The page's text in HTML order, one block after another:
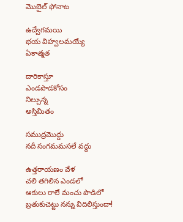
మొబైల్ ఫోనాట
ఉద్వేగమయి
భయ విహ్వలమయ్యే
ఏకాత్మత
దారికాస్తూ
ఎండపొడకోసం
నిల్చున్న
అస్తిమితం
సముద్రమొద్దు
నదీ సంగమమసలే వద్దు
ఉత్తరాయణం వేళ
చలి తగిలిన ఎండలో
ఆకులు రాలే మంచు పొడిలో
బ్రతుకుచెట్టు నన్ను విదిలిస్తుందా!